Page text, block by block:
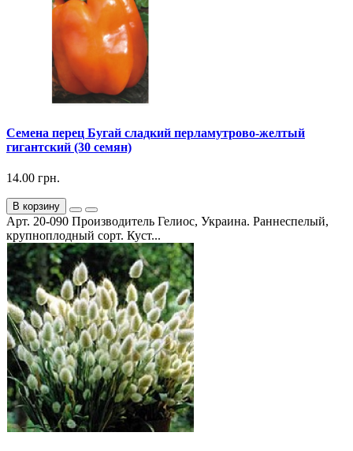
Семена перец Бугай сладкий перламутрово-желтый
гигантский (30 семян)
14.00 грн.
В корзину
Арт. 20-090 Производитель Гелиос, Украина. Раннеспелый,
крупноплодный сорт. Куст...